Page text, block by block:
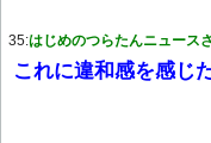
35:はじめのつらたんニュース
これに違和感を感じ